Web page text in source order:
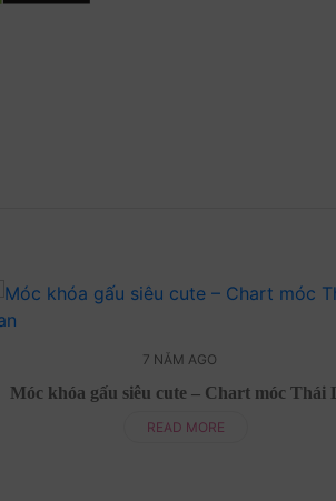
7 NĂM AGO
Móc khóa gấu siêu cute – Chart móc Thái
READ MORE